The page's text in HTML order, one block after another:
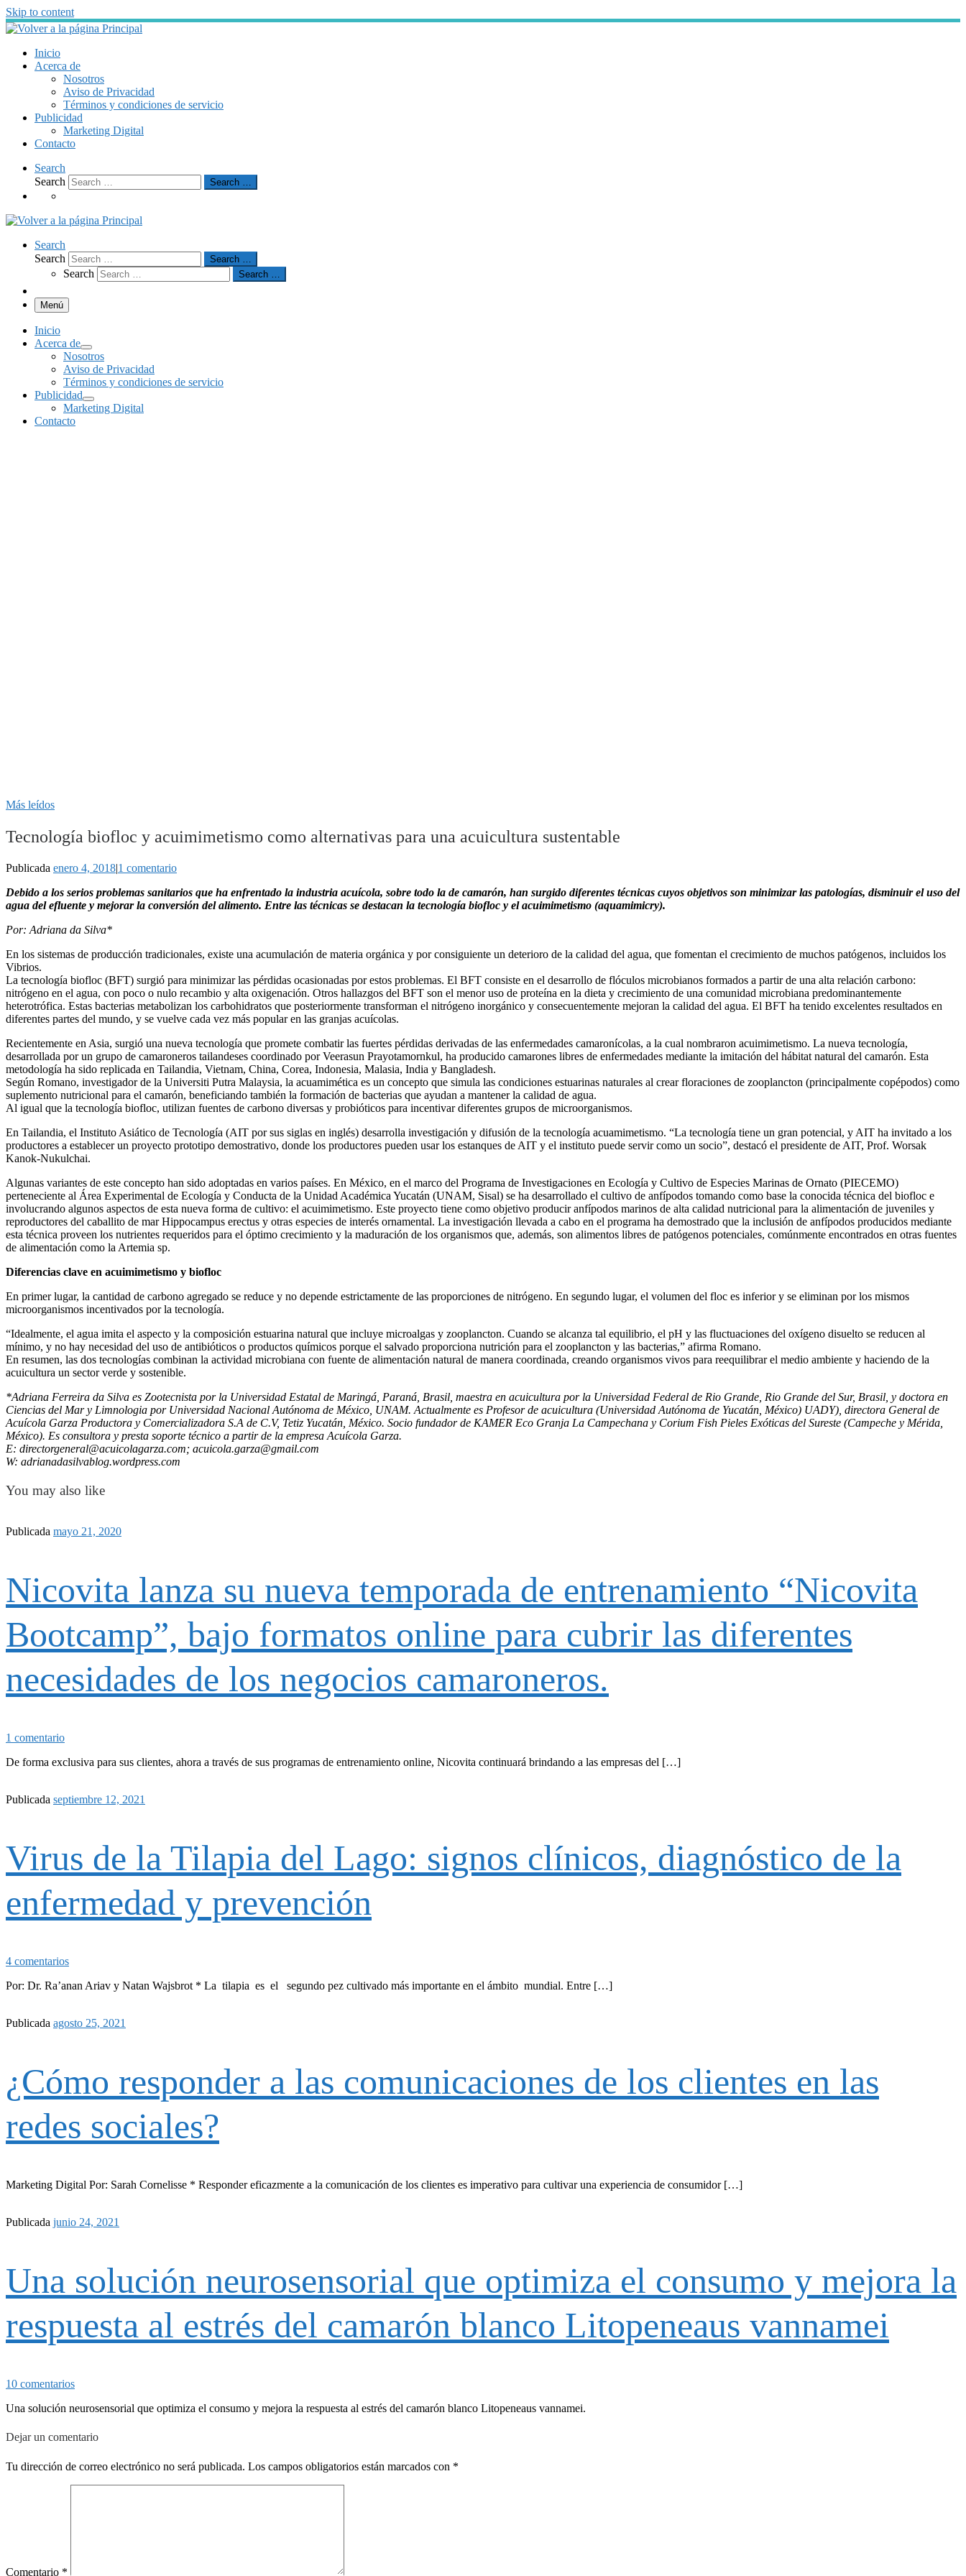
Skip to content
Inicio
Acerca de
Nosotros
Aviso de Privacidad
Términos y condiciones de servicio
Publicidad
Marketing Digital
Contacto
Search
Search
Search …
Search
Search
Search …
Search Search …
Menú
Inicio
Acerca de
Nosotros
Aviso de Privacidad
Términos y condiciones de servicio
Publicidad
Marketing Digital
Contacto
Más leídos
Tecnología biofloc y acuimimetismo como alternativas para una acuicultura sustentable
Publicada enero 4, 2018|1 comentario
Debido a los serios problemas sanitarios que ha enfrentado la industria acuícola, sobre todo la de camarón, han surgido diferentes técnicas cuyos objetivos son minimizar las patologías, disminuir el uso del
agua del efluente y mejorar la conversión del alimento. Entre las técnicas se destacan la tecnología biofloc y el acuimimetismo (aquamimicry).
Por: Adriana da Silva*
En los sistemas de producción tradicionales, existe una acumulación de materia orgánica y por consiguiente un deterioro de la calidad del agua, que fomentan el crecimiento de muchos patógenos, incluidos los
Vibrios.
La tecnología biofloc (BFT) surgió para minimizar las pérdidas ocasionadas por estos problemas. El BFT consiste en el desarrollo de flóculos microbianos formados a partir de una alta relación carbono:
nitrógeno en el agua, con poco o nulo recambio y alta oxigenación. Otros hallazgos del BFT son el menor uso de proteína en la dieta y crecimiento de una comunidad microbiana predominantemente
heterotrófica. Estas bacterias metabolizan los carbohidratos que posteriormente transforman el nitrógeno inorgánico y consecuentemente mejoran la calidad del agua. El BFT ha tenido excelentes resultados en
diferentes partes del mundo, y se vuelve cada vez más popular en las granjas acuícolas.
Recientemente en Asia, surgió una nueva tecnología que promete combatir las fuertes pérdidas derivadas de las enfermedades camaronícolas, a la cual nombraron acuimimetismo. La nueva tecnología,
desarrollada por un grupo de camaroneros tailandeses coordinado por Veerasun Prayotamornkul, ha producido camarones libres de enfermedades mediante la imitación del hábitat natural del camarón. Esta
metodología ha sido replicada en Tailandia, Vietnam, China, Corea, Indonesia, Malasia, India y Bangladesh.
Según Romano, investigador de la Universiti Putra Malaysia, la acuamimética es un concepto que simula las condiciones estuarinas naturales al crear floraciones de zooplancton (principalmente copépodos) como
suplemento nutricional para el camarón, beneficiando también la formación de bacterias que ayudan a mantener la calidad de agua.
Al igual que la tecnología biofloc, utilizan fuentes de carbono diversas y probióticos para incentivar diferentes grupos de microorganismos.
En Tailandia, el Instituto Asiático de Tecnología (AIT por sus siglas en inglés) desarrolla investigación y difusión de la tecnología acuamimetismo. “La tecnología tiene un gran potencial, y AIT ha invitado a los
productores a establecer un proyecto prototipo demostrativo, donde los productores pueden usar los estanques de AIT y el instituto puede servir como un socio”, destacó el presidente de AIT, Prof. Worsak
Kanok-Nukulchai.
Algunas variantes de este concepto han sido adoptadas en varios países. En México, en el marco del Programa de Investigaciones en Ecología y Cultivo de Especies Marinas de Ornato (PIECEMO)
perteneciente al Área Experimental de Ecología y Conducta de la Unidad Académica Yucatán (UNAM, Sisal) se ha desarrollado el cultivo de anfípodos tomando como base la conocida técnica del biofloc e
involucrando algunos aspectos de esta nueva forma de cultivo: el acuimimetismo. Este proyecto tiene como objetivo producir anfípodos marinos de alta calidad nutricional para la alimentación de juveniles y
reproductores del caballito de mar Hippocampus erectus y otras especies de interés ornamental. La investigación llevada a cabo en el programa ha demostrado que la inclusión de anfípodos producidos mediante
esta técnica proveen los nutrientes requeridos para el óptimo crecimiento y la maduración de los organismos que, además, son alimentos libres de patógenos potenciales, comúnmente encontrados en otras fuentes
de alimentación como la Artemia sp.
Diferencias clave en acuimimetismo y biofloc
En primer lugar, la cantidad de carbono agregado se reduce y no depende estrictamente de las proporciones de nitrógeno. En segundo lugar, el volumen del floc es inferior y se eliminan por los mismos
microorganismos incentivados por la tecnología.
“Idealmente, el agua imita el aspecto y la composición estuarina natural que incluye microalgas y zooplancton. Cuando se alcanza tal equilibrio, el pH y las fluctuaciones del oxígeno disuelto se reducen al
mínimo, y no hay necesidad del uso de antibióticos o productos químicos porque el salvado proporciona nutrición para el zooplancton y las bacterias,” afirma Romano.
En resumen, las dos tecnologías combinan la actividad microbiana con fuente de alimentación natural de manera coordinada, creando organismos vivos para reequilibrar el medio ambiente y haciendo de la
acuicultura un sector verde y sostenible.
*Adriana Ferreira da Silva es Zootecnista por la Universidad Estatal de Maringá, Paraná, Brasil, maestra en acuicultura por la Universidad Federal de Rio Grande, Rio Grande del Sur, Brasil, y doctora en
Ciencias del Mar y Limnologia por Universidad Nacional Autónoma de México, UNAM. Actualmente es Profesor de acuicultura (Universidad Autónoma de Yucatán, México) UADY), directora General de
Acuícola Garza Productora y Comercializadora S.A de C.V, Tetiz Yucatán, México. Socio fundador de KAMER Eco Granja La Campechana y Corium Fish Pieles Exóticas del Sureste (Campeche y Mérida,
México). Es consultora y presta soporte técnico a partir de la empresa Acuícola Garza.
E: directorgeneral@acuicolagarza.com; acuicola.garza@gmail.com
W: adrianadasilvablog.wordpress.com
You may also like
Publicada mayo 21, 2020
Nicovita lanza su nueva temporada de entrenamiento “Nicovita
Bootcamp”, bajo formatos online para cubrir las diferentes
necesidades de los negocios camaroneros.
1 comentario
De forma exclusiva para sus clientes, ahora a través de sus programas de entrenamiento online, Nicovita continuará brindando a las empresas del […]
Publicada septiembre 12, 2021
Virus de la Tilapia del Lago: signos clínicos, diagnóstico de la
enfermedad y prevención
4 comentarios
Por: Dr. Ra’anan Ariav y Natan Wajsbrot * La tilapia es el segundo pez cultivado más importante en el ámbito mundial. Entre […]
Publicada agosto 25, 2021
¿Cómo responder a las comunicaciones de los clientes en las
redes sociales?
Marketing Digital Por: Sarah Cornelisse * Responder eficazmente a la comunicación de los clientes es imperativo para cultivar una experiencia de consumidor […]
Publicada junio 24, 2021
Una solución neurosensorial que optimiza el consumo y mejora la
respuesta al estrés del camarón blanco Litopeneaus vannamei
10 comentarios
Una solución neurosensorial que optimiza el consumo y mejora la respuesta al estrés del camarón blanco Litopeneaus vannamei.
Dejar un comentario
Tu dirección de correo electrónico no será publicada. Los campos obligatorios están marcados con *
Comentario *